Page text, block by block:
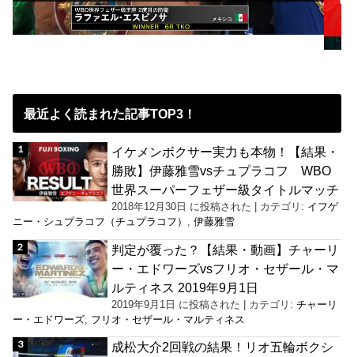
最近よく読まれた記事TOP3！
イケメンボクサー実力も本物！【結果・
勝敗】伊藤雅雪vsチュプラコフ WBO
世界スーパーフェザー級タイトルマッチ
2018年12月30日 に投稿された カテゴリ: イフゲ
ニー・シュプラコフ（チュプラコフ） ,伊藤雅雪
判定が覆った？【結果・動画】チャーリ
ー・エドワーズvsフリオ・セザール・マ
ルティネス 2019年9月1日
2019年9月1日 に投稿された | カテゴリ:チャーリ
ー・エドワーズ フリオ・セザール・マルティネス
成松大介2回戦の結果！リオ五輪ボクシ